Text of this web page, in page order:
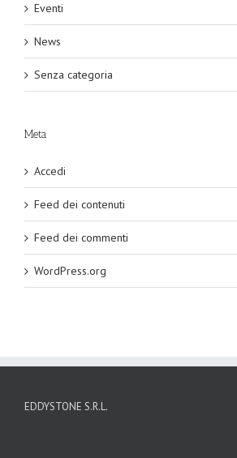
Eventi
News
Senza categoria
Meta
Accedi
Feed dei contenuti
Feed dei commenti
WordPress.org
EDDYSTONE S.R.L.